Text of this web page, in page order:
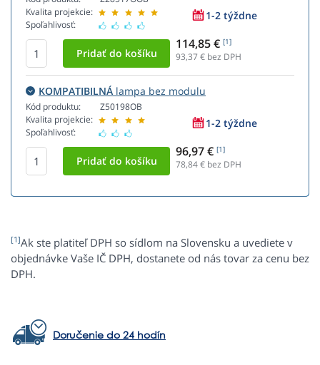
Kvalita projekcie:
Spoľahlivosť:
1-2 týždne
114,85 € [1]
93,37 € bez DPH
KOMPATIBILNÁ lampa bez modulu
Kód produktu:
Kvalita projekcie:
Spoľahlivosť:
Z50198OB
1-2 týždne
96,97 € [1]
78,84€ bez DPH
[1]Ak ste platiteľ DPH so sídlom na Slovensku a uvediete v
objednávke Vaše IČ DPH, dostanete od nás tovar za cenu bez
DPH.
Doručenie do 24 hodín